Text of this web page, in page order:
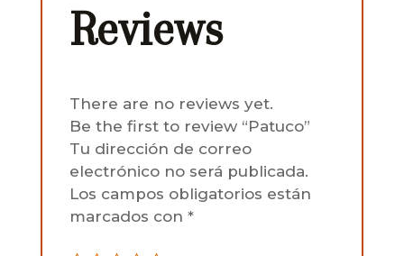
Reviews
There are no reviews yet.
Be the first to review “Patuco”
Tu dirección de correo
electrónico no será publicada.
Los campos obligatorios están
marcados con *